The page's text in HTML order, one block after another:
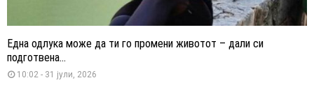
Една одлука може да ти го промени животот – дали си
подготвена...
10:02 - 31 јули, 2026